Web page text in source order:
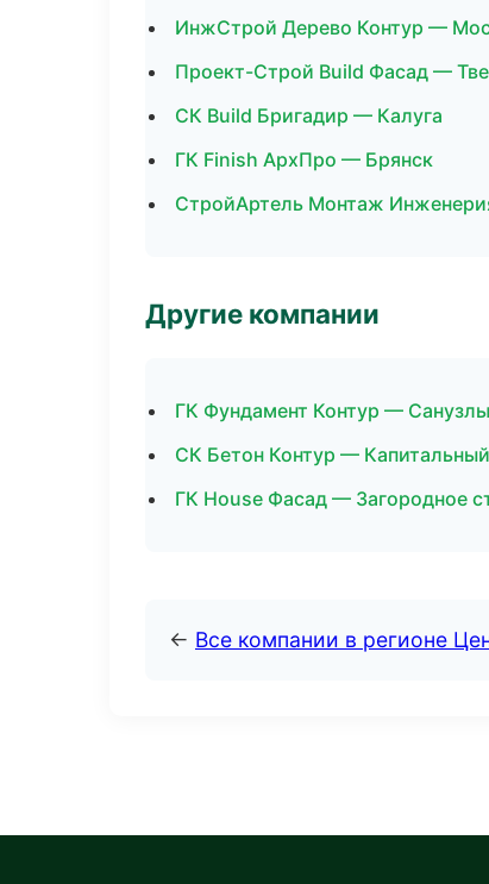
ИнжСтрой Дерево Контур —
Проект-Строй Build Фасад —
СК Build Бригадир — Калуга
ГК Finish АрхПро — Брянск
СтройАртель Монтаж
Другие компании
ГК Фундамент Контур —
СК Бетон Контур —
ГК House Фасад — Загородное
← Все компании в регионе